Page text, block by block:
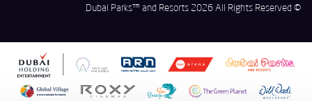
© Dubai Parks™ and Resorts 2026 All Rights Reserved.